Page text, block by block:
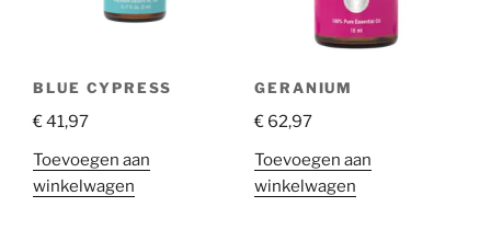
BLUE CYPRESS
€41,97
Toevoegen aan
winkelwagen
GERANIUM
€62,97
Toevoegen aan
winkelwagen